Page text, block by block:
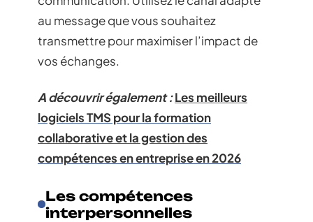
au message que vous souhaitez
transmettre pour maximiser l’impact de
vos échanges.
A découvrir également :Les meilleurs
logiciels TMS pour la formation
collaborative et la gestion des
compétences en entreprise en 2026
Les compétences
interpersonnelles